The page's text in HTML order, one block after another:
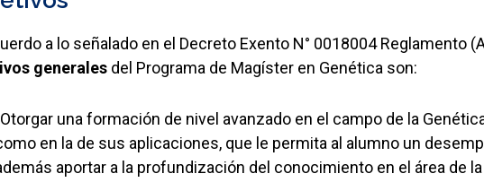
a lo señalado en el Decreto Exento N° 0018004 Reglamento
generales del Programa de Magíster en Genética son:
una formación de nivel avanzado en el campo de la
en la de sus aplicaciones, que le permita al alumno un
aportar a la profundización del conocimiento en el área de